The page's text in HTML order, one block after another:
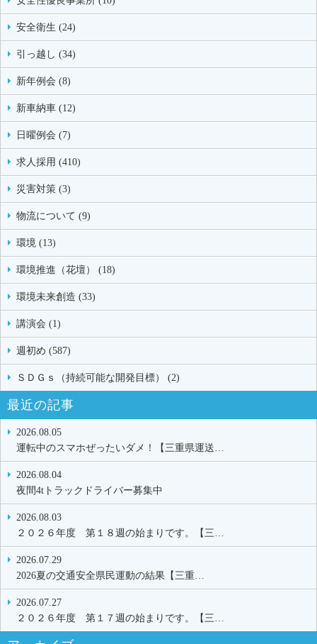
安全衛生 (24)
引っ越し (34)
新年例会 (8)
新車納車 (12)
日曜例会 (7)
求人採用 (410)
災害対策 (3)
物流について (9)
環境 (13)
環境推進（花壇） (18)
環境未来創造 (33)
講演会 (1)
週初め (587)
ＳＤＧｓ（持続可能な開発目標） (2)
最近の記事
2026.08.05
運転中のスマホぜったいダメ！【三重県運送…
2026.08.04
夜間4tトラックドライバー募集中
2026.08.03
２０２６年度 第１８週の始まりです。【三…
2026.07.29
2026夏の交通安全県民運動の結果【三重…
2026.07.27
２０２６年度 第１７週の始まりです。【三…